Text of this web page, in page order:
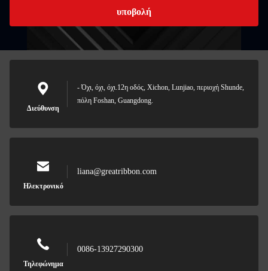
υποβολή
Διεύθυνση
- Όχι, όχι, όχι.12η οδός, Xichon, Lunjiao, περιοχή Shunde,
πόλη Foshan, Guangdong.
Ηλεκτρονικό
liana@greatribbon.com
Τηλεφώνημα
0086-13927290300